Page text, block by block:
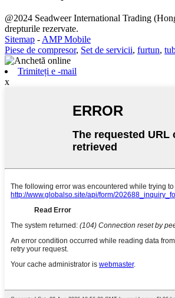
@2024 Seadweer International Trading
drepturile rezervate.
Sitemap - AMP Mobile
Piese de compresor, Set de servicii, furtun,
Trimiteți e -mail
x